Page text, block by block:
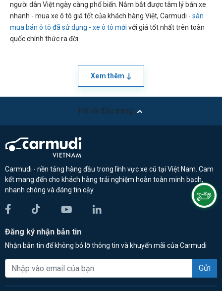
người dân Việt ngày càng phổ biến. Nắm bắt được tâm lý bán xe
nhanh - mua xe ô tô giá tốt của khách hàng Việt, Carmudi - sàn
mua bán ô tô đã sử dụng - xe ô tô mới với giá tốt nhất trên toàn
quốc chính thức ra đời.
Xem thêm
Trở về đầu trang
Carmudi - nền tảng hàng đầu trong lĩnh vực xe cũ tại Việt Nam. Cam
kết mang đến cho khách hàng trải nghiệm hoàn toàn minh bạch,
nhanh chóng và đáng tin cậy.
Đăng ký nhận bản tin
Nhận bản tin để không bỏ lỡ thông tin và khuyến mãi của Carmudi
Gửi